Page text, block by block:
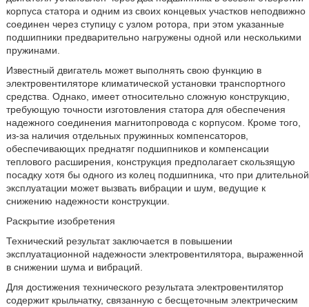
корпуса статора и одним из своих концевых участков неподвижно
соединен через ступицу с узлом ротора, при этом указанные
подшипники предварительно нагружены одной или несколькими
пружинами.
Известный двигатель может выполнять свою функцию в
электровентиляторе климатической установки транспортного
средства. Однако, имеет относительно сложную конструкцию,
требующую точности изготовления статора для обеспечения
надежного соединения магнитопровода с корпусом. Кроме того,
из-за наличия отдельных пружинных компенсаторов,
обеспечивающих преднатяг подшипников и компенсации
теплового расширения, конструкция предполагает скользящую
посадку хотя бы одного из колец подшипника, что при длительной
эксплуатации может вызвать вибрации и шум, ведущие к
снижению надежности конструкции.
Раскрытие изобретения
Технический результат заключается в повышении
эксплуатационной надежности электровентилятора, выраженной
в снижении шума и вибраций.
Для достижения технического результата электровентилятор
содержит крыльчатку, связанную с бесщеточным электрическим